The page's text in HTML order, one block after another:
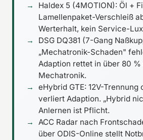
Haldex 5 (4MOTION): Öl +
Lamellenpaket-Verschleiß
Werterhalt, kein Service-
DSG DQ381 (7-Gang
„Mechatronik-Schaden"
Adaption rettet in über 80
Mechatronik.
eHybrid GTE: 12V-
verliert Adaption. „Hybrid
Anlernen ist Pflicht.
ACC Radar nach
über ODIS-Online stellt